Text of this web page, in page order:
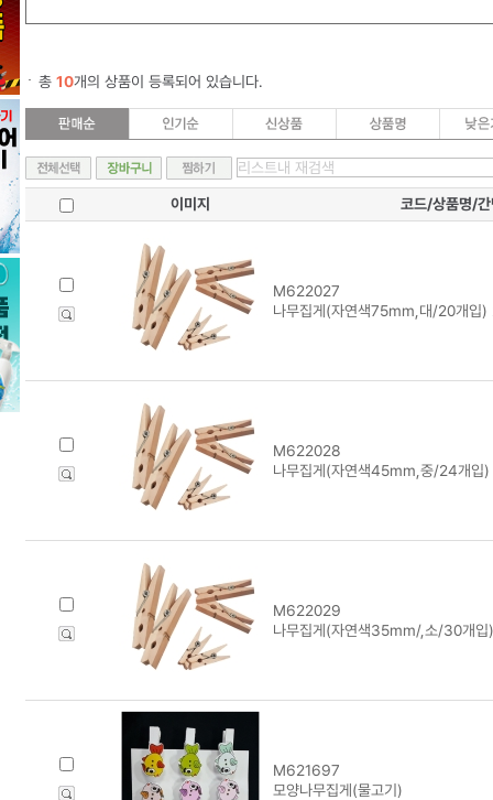
총 10개의 상품이 등록되어 있습니다.
이미지 코드/상품명/간
M622027
나무집게(자연색75mm,대/20개입)
M622028
나무집게(자연색45mm,중/24개입
M622029
나무집게(자연색35mm/,소/30개
M621697
모양나무집게(물고기)